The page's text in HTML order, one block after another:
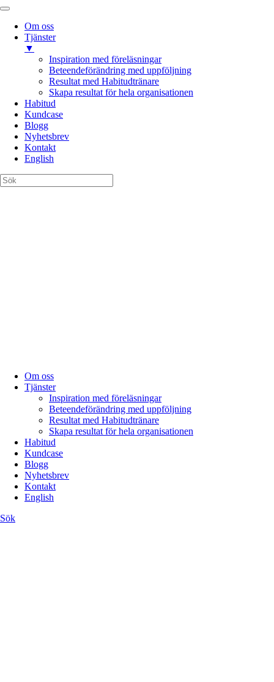
Om oss
Tjänster
▼
Inspiration med föreläsningar
Beteendeförändring med uppföljning
Resultat med Habitudtränare
Skapa resultat för hela organisationen
Habitud
Kundcase
Blogg
Nyhetsbrev
Kontakt
English
Om oss
Tjänster
Inspiration med föreläsningar
Beteendeförändring med uppföljning
Resultat med Habitudtränare
Skapa resultat för hela organisationen
Habitud
Kundcase
Blogg
Nyhetsbrev
Kontakt
English
Sök